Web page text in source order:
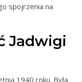
spojrzenia na
Jadwigi
1940 roku. Była